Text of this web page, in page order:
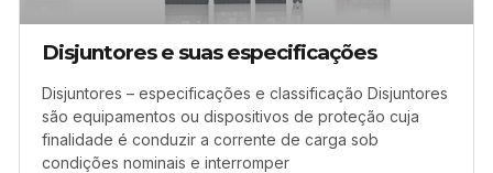
Disjuntores e suas especificações
Disjuntores – especificações e classificação Disjuntores
são equipamentos ou dispositivos de proteção cuja
finalidade é conduzir a corrente de carga sob
condições nominais e interromper